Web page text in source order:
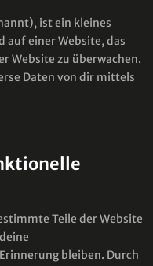
ist ein kleines
auf einer Website, das
Website zu überwachen.
Daten von dir mittels
Teile der Website
bleiben. Durch